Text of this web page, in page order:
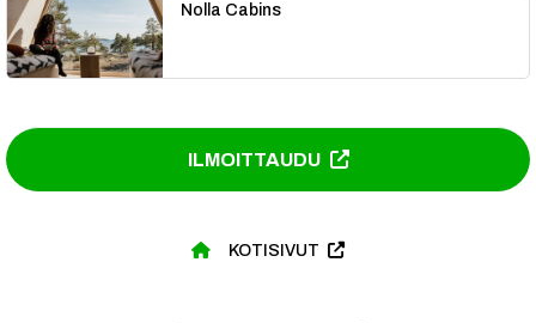
Nolla Cabins
ILMOITTAUDU
KOTISIVUT